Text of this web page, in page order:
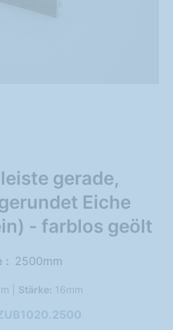
gerade,
Eiche
- farblos geölt
2500mm
| Stärke: 16mm